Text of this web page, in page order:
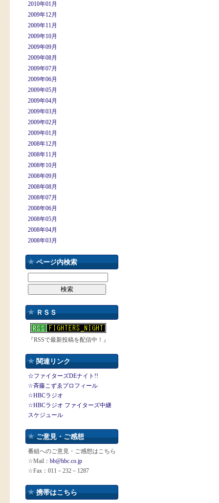
2010年01月
2009年12月
2009年11月
2009年10月
2009年09月
2009年08月
2009年07月
2009年06月
2009年05月
2009年04月
2009年03月
2009年02月
2009年01月
2008年12月
2008年11月
2008年10月
2008年09月
2008年08月
2008年07月
2008年06月
2008年05月
2008年04月
2008年03月
ページ内検索
ＲＳＳ
『RSSで最新投稿を配信中！』
関連リンク
☆ファイターズDEナイト!!
☆斉藤こずゑプロフィール
☆HBCラジオ
☆HBCラジオ ファイターズ中継
スケジュール
ご意見・ご感想
番組へのご意見・ご感想はこちら
☆Mail： bb@hbc.co.jp
☆Fax：011－232－1287
携帯はこちら